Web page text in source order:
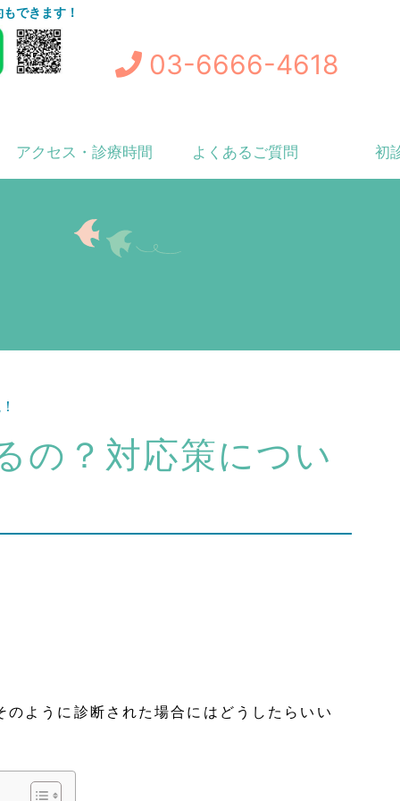
できます！
03-6666-4618
アクセス・診療時間 よくあるご質問 初
の？対応策につい
ように診断された場合にはどうしたらいい